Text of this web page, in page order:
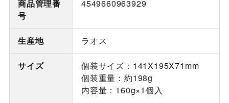
商品管理番
号
4549660963929
生産地 ラオス
サイズ
個装サイズ：141X195X71mm
個装重量：約198g
内容量：160g×1個入